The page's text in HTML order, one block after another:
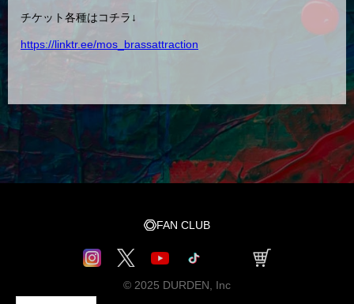
チケット各種はコチラ↓
https://linktr.ee/mos_brassattraction
FAN CLUB
© 2025 DURDEN, Inc